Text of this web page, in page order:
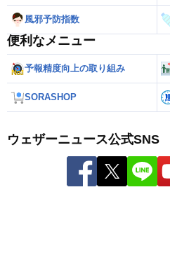
風邪予防指数
便利なメニュー
予報精度向上の取り組み
SORASHOP
ウェザーニュース公式SNS